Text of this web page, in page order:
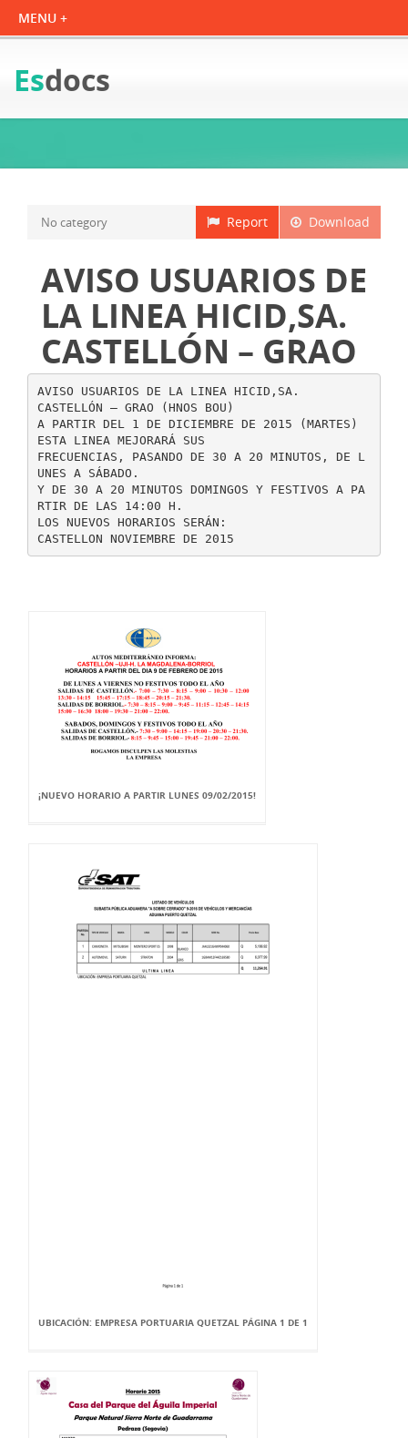
Esdocs
Download
Report
No category
AVISO USUARIOS DE
LA LINEA HICID,SA.
CASTELLÓN – GRAO
AVISO USUARIOS DE LA LINEA HICID,SA.
CASTELLÓN – GRAO (HNOS BOU)
A PARTIR DEL 1 DE DICIEMBRE DE 2015 (MARTES)
ESTA LINEA MEJORARÁ SUS
FRECUENCIAS, PASANDO DE 30 A 20 MINUTOS, DE L
UNES A SÁBADO.
Y DE 30 A 20 MINUTOS DOMINGOS Y FESTIVOS A PA
RTIR DE LAS 14:00 H.
LOS NUEVOS HORARIOS SERÁN:
¡NUEVO HORARIO A PARTIR LUNES 09/02/2015!
UBICACIÓN: EMPRESA PORTUARIA QUETZAL PÁGINA 1 DE 1